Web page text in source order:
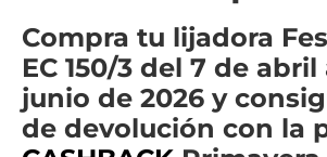
Compra tu lijadora
EC 150/3 del 7 de
junio de 2026 y
de devolución con la